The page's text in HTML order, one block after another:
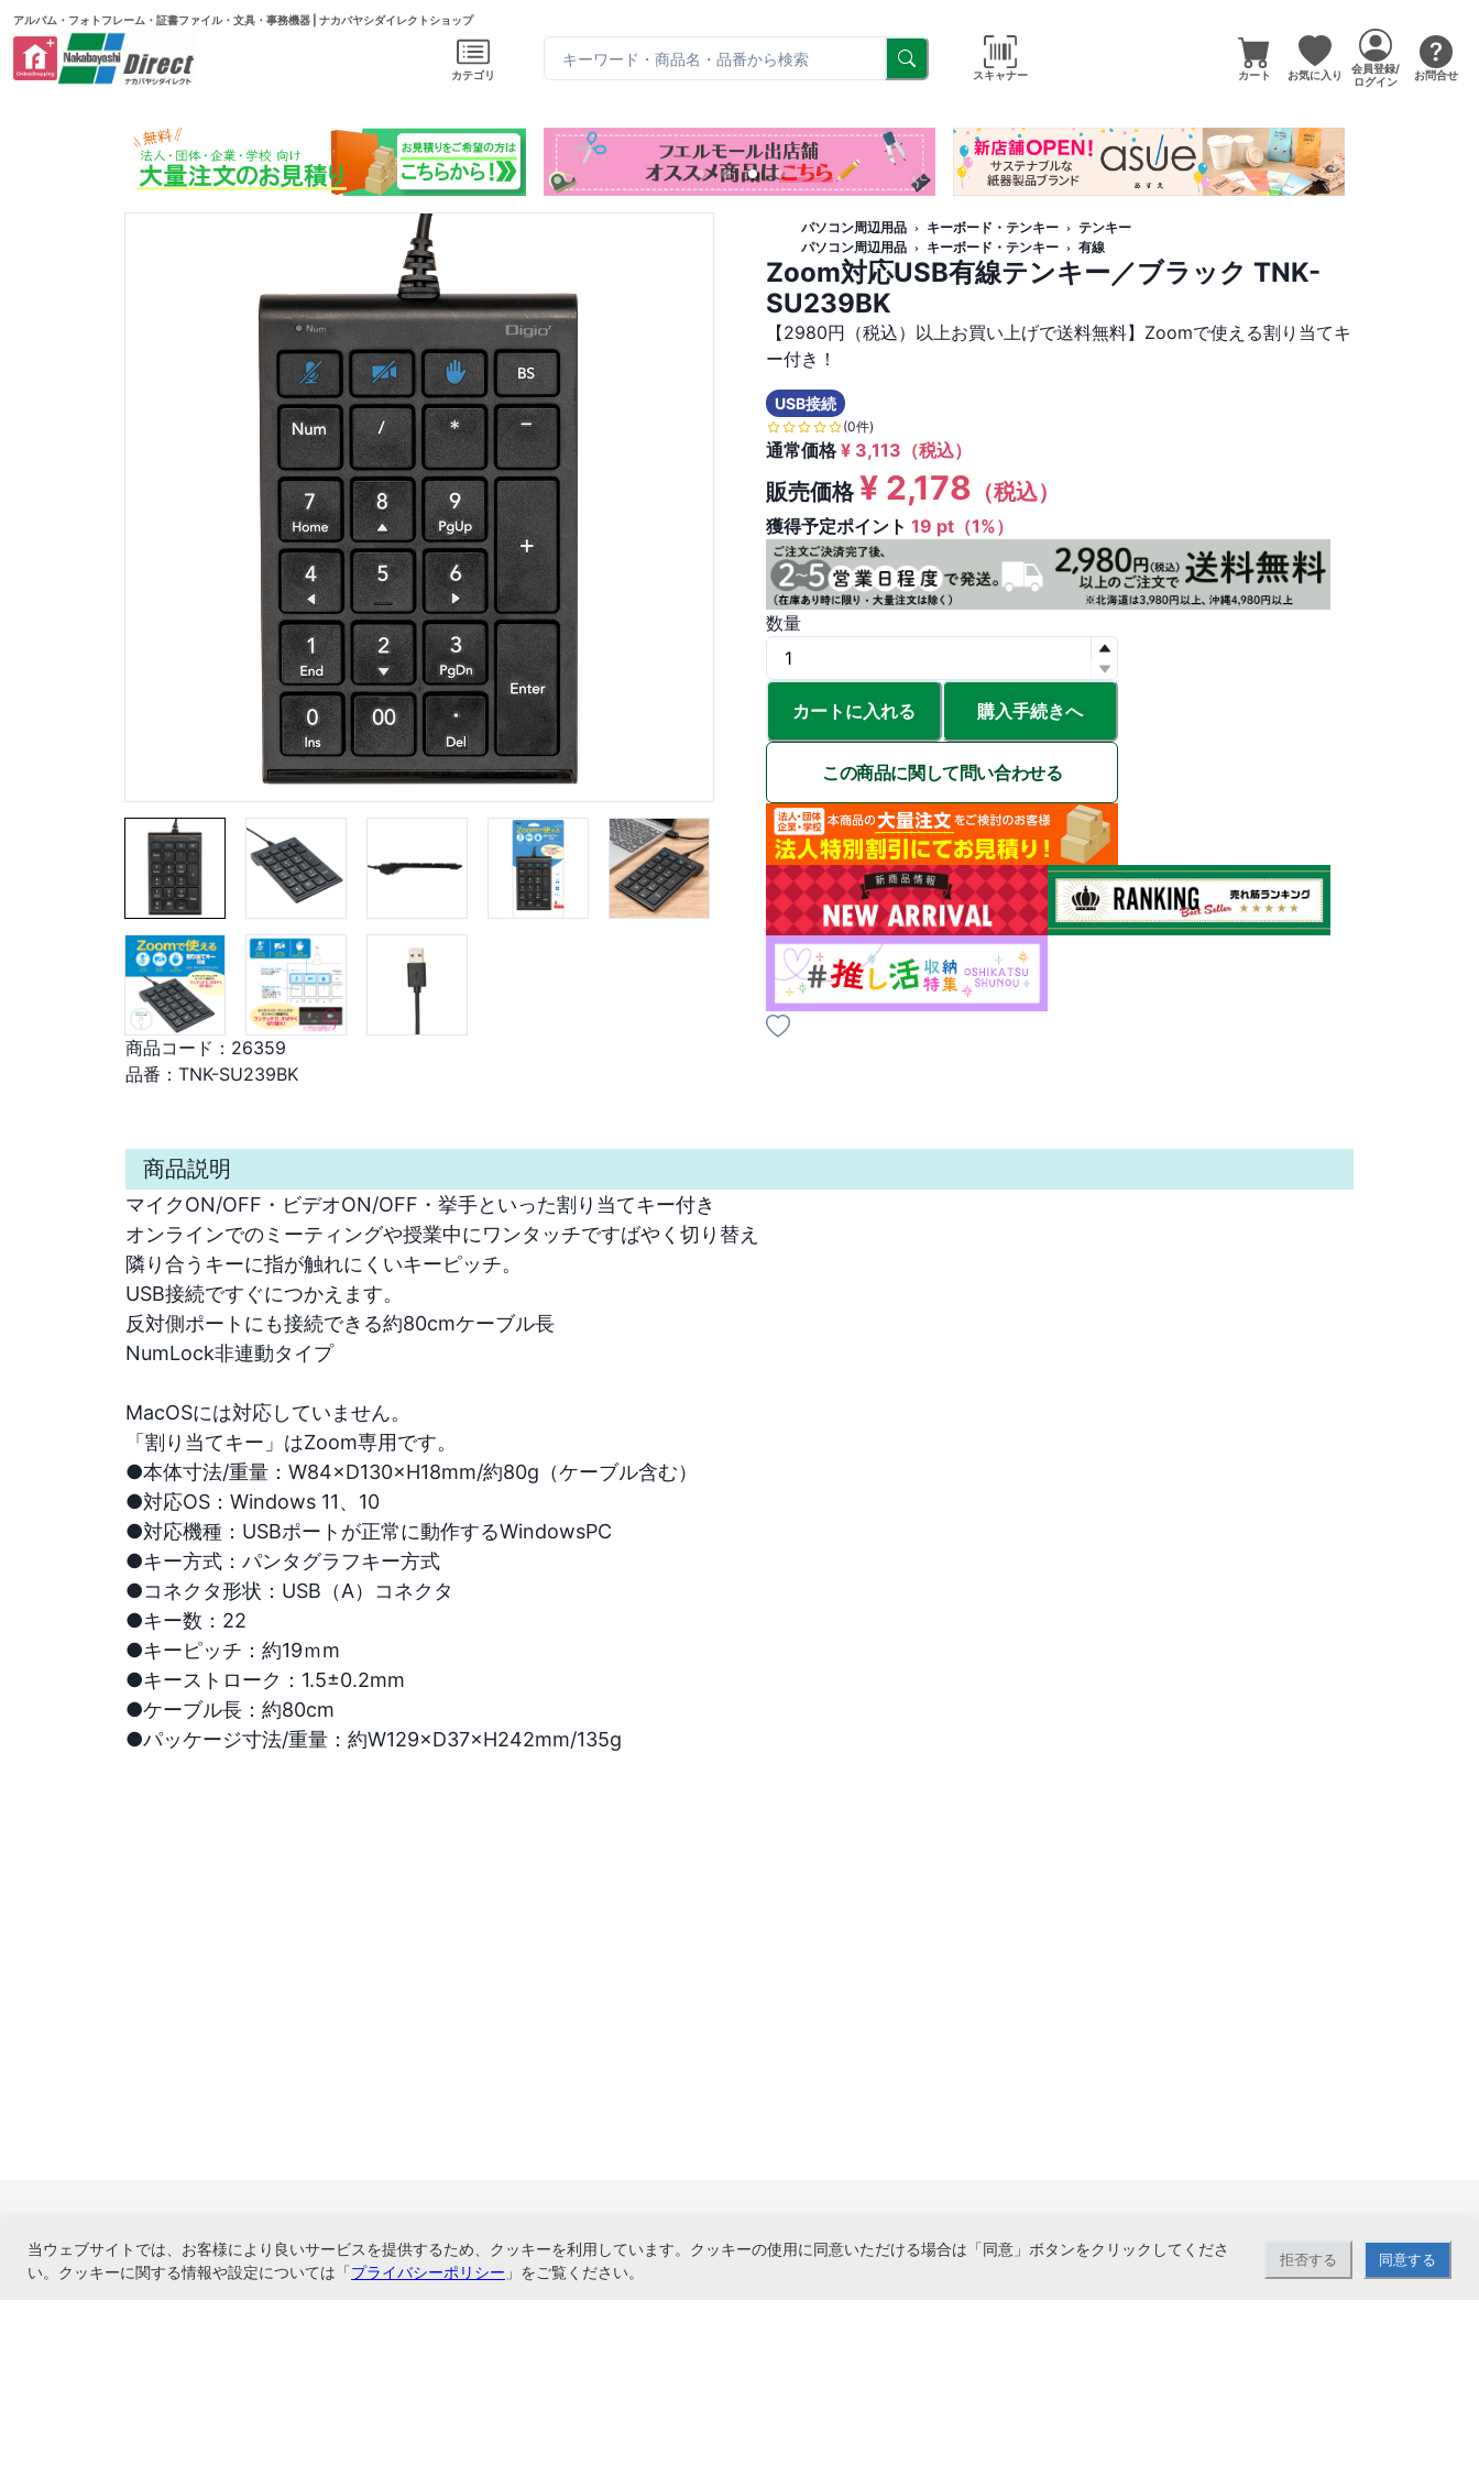
アルバム・フォトフレーム・証書ファイル・文具・事務機器 | ナカバヤシダイレクトショップ
カテゴリ スキャナー カート お気に入り
会員登録/
ログイン
お問合せ
商品コード： 26359
品番： TNK-SU239BK
パソコン周辺用品 キーボード・テンキー
テンキー
パソコン周辺用品
キーボード・テンキー 有線
Zoom対応USB有線テンキー／ブラック TNK-
SU239BK
【2980円（税込）以上お買い上げで送料無料】Zoomで使える割り当てキ
ー付き！
USB接続
(0件)
通常価格¥ 3,113 （税込）
販売価格¥ 2,178 （税込）
獲得予定ポイント 19 pt（1%）
数量
カートに入れる 購入手続きへ
この商品に関して問い合わせる
商品説明
マイクON/OFF・ビデオON/OFF・挙手といった割り当てキー付き
オンラインでのミーティングや授業中にワンタッチですばやく切り替え
隣り合うキーに指が触れにくいキーピッチ。
USB接続ですぐにつかえます。
反対側ポートにも接続できる約80cmケーブル長
NumLock非連動タイプ
MacOSには対応していません。
「割り当てキー」はZoom専用です。
●本体寸法/重量：W84×D130×H18mm/約80g（ケーブル含む）
●対応OS：Windows 11、10
●対応機種：USBポートが正常に動作するWindowsPC
●キー方式：パンタグラフキー方式
●コネクタ形状：USB（A）コネクタ
●キー数：22
●キーピッチ：約19ｍm
●キーストローク：1.5±0.2mm
●ケーブル長：約80cm
●パッケージ寸法/重量：約W129×D37×H242mm/135g
関連サービス
当ウェブサイトでは、お客様により良いサービスを提供するため、クッキーを利用しています。クッキーの使用に同意いただける場合は「同意」ボタンをクリックしてくださ
い。クッキーに関する情報や設定については「プライバシーポリシー 」をご覧ください。
拒否する 同意する